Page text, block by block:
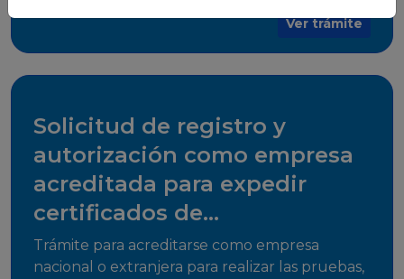
para su comercialización dentro del territorio
Ver trámite
Solicitud de registro y
autorización como empresa
acreditada para expedir
certificados de
cumplimiento
Trámite para acreditarse como empresa
nacional o extranjera para realizar las pruebas,